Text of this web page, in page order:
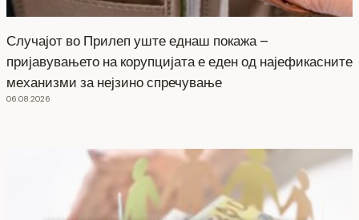
Случајот во Прилеп уште еднаш покажа –
пријавувањето на корупцијата е еден од најефикасните
механизми за нејзино спречување
06.08.2026